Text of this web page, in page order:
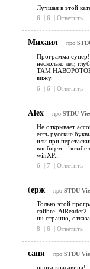
Лучшая в этой
6
| 6 | Ответить
Михаил про
Программа
несколько лет,
ТАМ НАВОРОТОВ
вижу.
6
| 6 | Ответить
Alex про STDU
Не открывает
есть русские
или при
вообщем -
winXP...
6
| 7 | Ответить
(ерж про STDU
Только этой
calibre,
нu странно,
8
| 6 | Ответить
саня про STDU
прога красавица!